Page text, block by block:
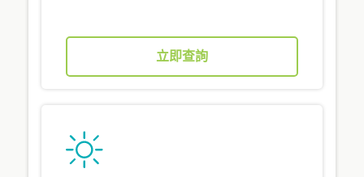
立即查詢